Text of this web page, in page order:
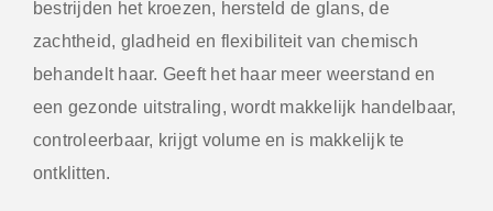
bestrijden het kroezen, hersteld de glans, de
zachtheid, gladheid en flexibiliteit van chemisch
behandelt haar. Geeft het haar meer weerstand en
een gezonde uitstraling, wordt makkelijk handelbaar,
controleerbaar, krijgt volume en is makkelijk te
ontklitten.